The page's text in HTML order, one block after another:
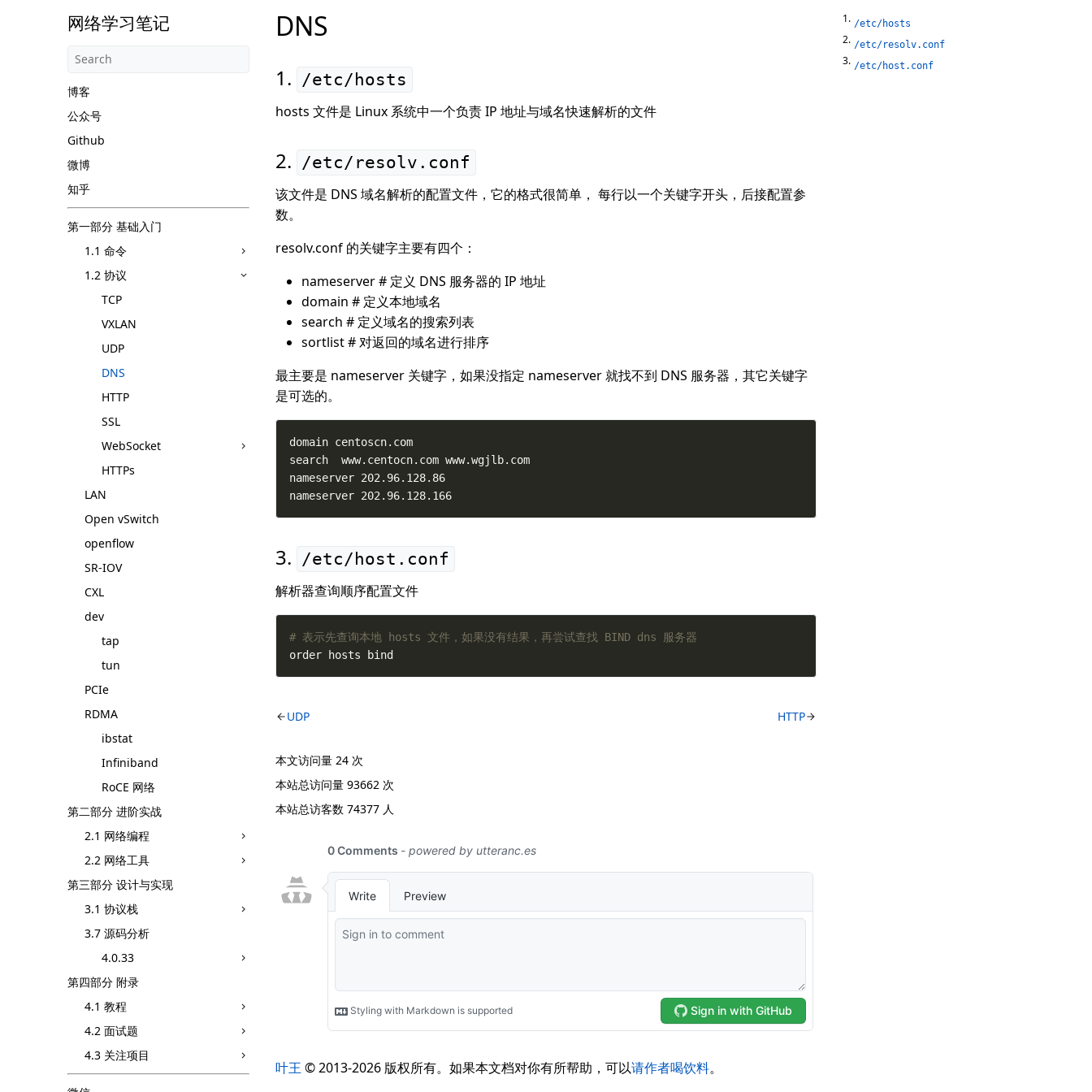
网络学习笔记
博客
公众号
Github
微博
知乎
第一部分 基础入门
1.1 命令
1.2 协议
TCP
VXLAN
UDP
DNS
HTTP
SSL
WebSocket
HTTPs
LAN
Open vSwitch
openflow
SR-IOV
CXL
dev
tap
tun
PCIe
RDMA
ibstat
Infiniband
RoCE 网络
第二部分 进阶实战
2.1 网络编程
2.2 网络工具
第三部分 设计与实现
3.1 协议栈
3.7 源码分析
4.0.33
第四部分 附录
4.1 教程
4.2 面试题
4.3 关注项目
DNS
/etc/hosts
hosts 文件是 Linux 系统中一个负责 IP 地址与域名快速解析的文件
/etc/resolv.conf
该文件是 DNS 域名解析的配置文件，它的格式很简单， 每行以一个关键字开头，后接配置参
数。
resolv.conf 的关键字主要有四个：
nameserver # 定义 DNS 服务器的 IP 地址
domain # 定义本地域名
search # 定义域名的搜索列表
sortlist # 对返回的域名进行排序
最主要是 nameserver 关键字，如果没指定 nameserver 就找不到 DNS 服务器，其它关键字
是可选的。
nameserver 202.96.128.166
/etc/host.conf
解析器查询顺序配置文件
# 表示先查询本地 hosts 文件，如果没有结果，再尝试查找 BIND dns 服务器
order hosts bind
UDP HTTP
本文访问量24 次
本站总访问量93662 次
本站总访客数74377 人
叶王 © 2013-2026 版权所有。如果本文档对你有所帮助，可以请作者喝饮料。
/etc/hosts
/etc/resolv.conf
/etc/host.conf